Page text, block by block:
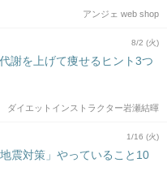
アンジェ web shop
8/2 (火)
謝を上げて痩せるヒント3つ
ダイエットインストラクター岩瀬結暉
1/16 (火)
震対策」やっていること10